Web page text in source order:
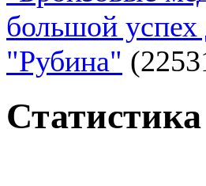
большой успех
"Рубина"
Статистика